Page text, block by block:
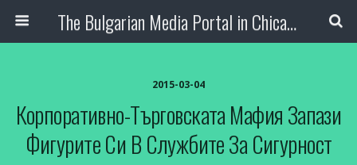
The Bulgarian Media Portal in Chicago
2015-03-04
Корпоративно-Търговската Мафия Запази
Фигурите Си В Службите За Сигурност